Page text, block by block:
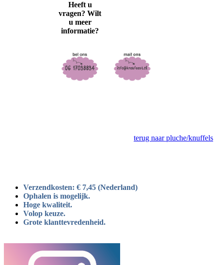
Heeft u
vragen? Wilt
u meer
informatie?
terug naar pluche/knuffels
Verzendkosten: € 7,45 (Nederland)
Ophalen is mogelijk.
Hoge kwaliteit.
Volop keuze.
Grote klanttevredenheid.